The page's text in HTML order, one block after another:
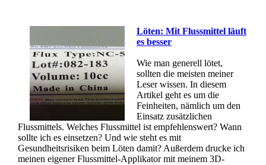
Löten: Mit Flussmittel läuft
es besser
Wie man generell lötet,
sollten die meisten meiner
Leser wissen. In diesem
Artikel geht es um die
Feinheiten, nämlich um den
Einsatz zusätzlichen
Flussmittels. Welches Flussmittel ist empfehlenswert? Wann
sollte ich es einsetzen? Und wie steht es mit
Gesundheitsrisiken beim Löten damit? Außerdem drucke ich
meinen eigener Flussmittel-Applikator mit meinem 3D-